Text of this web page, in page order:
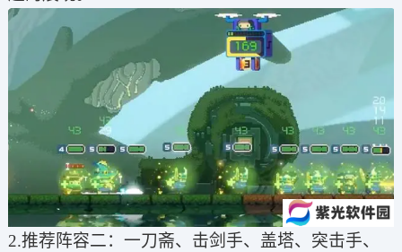
2.推荐阵容二：一刀斋、击剑手、盖塔、突击手、